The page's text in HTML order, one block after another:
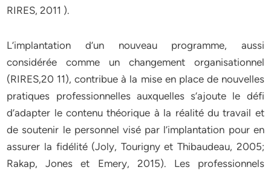
RIRES, 2011 ).
L’implantation d’un nouveau programme, aussi
considérée comme un changement organisationnel
(RIRES,20 11), contribue à la mise en place de nouvelles
pratiques professionnelles auxquelles s’ajoute le défi
d’adapter le contenu théorique à la réalité du travail et
de soutenir le personnel visé par l’implantation pour en
assurer la fidélité (Joly, Tourigny et Thibaudeau, 2005;
Rakap, Jones et Emery, 2015). Les professionnels